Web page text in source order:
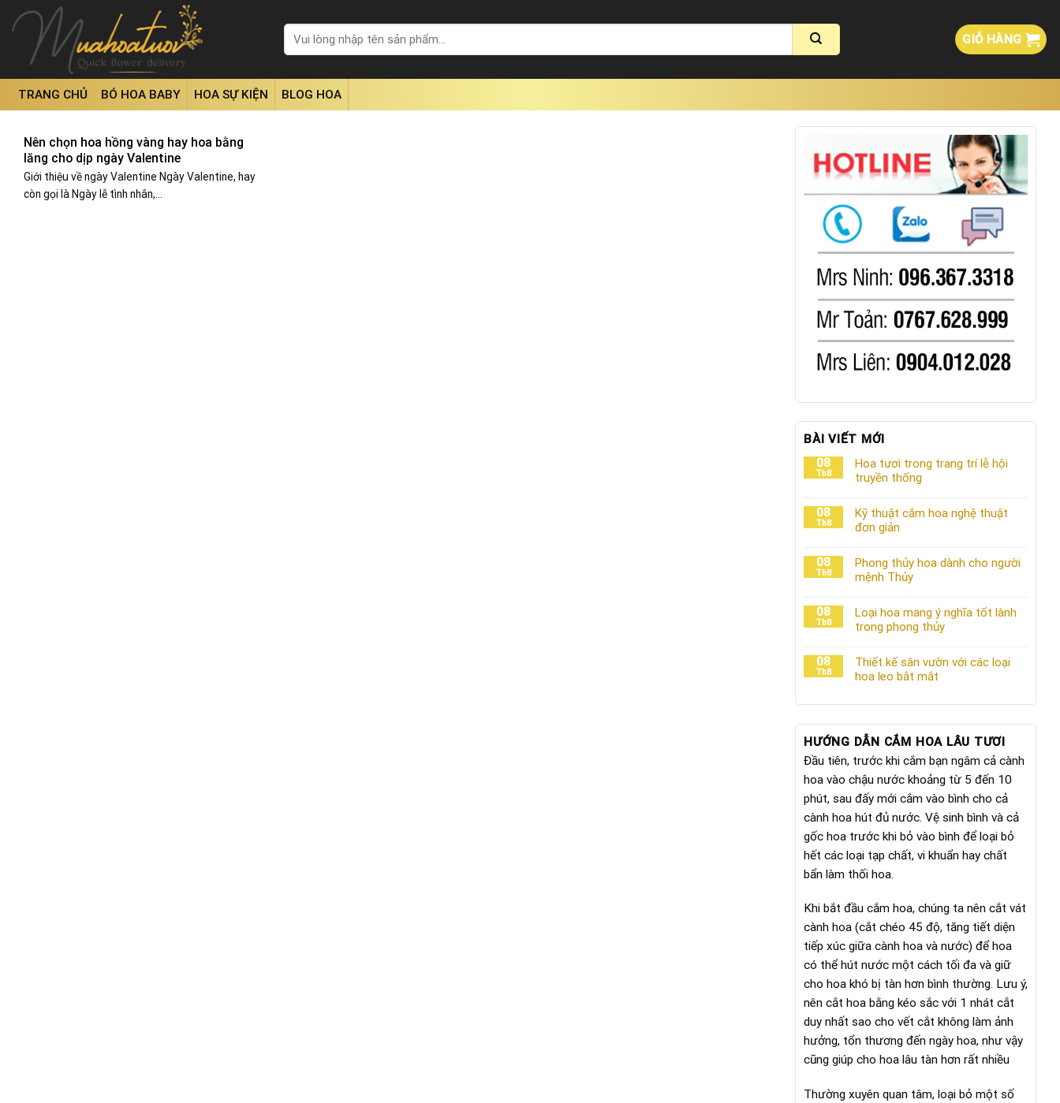
content
Tìm
kiếm:
GIỎ HÀNG
TRANG CHỦ BÓ HOA BABY HOA SỰ KIỆN BLOG HOA
Nên chọn hoa hồng vàng hay hoa bằng
lăng cho dịp ngày Valentine
Giới thiệu về ngày Valentine Ngày Valentine, hay
còn gọi là Ngày lễ tình nhân,...
BÀI VIẾT MỚI
08
Th8
Hoa tươi trong trang trí lễ hội
truyền thống
08
Th8
Kỹ thuật cắm hoa nghệ thuật
đơn giản
08
Th8
Phong thủy hoa dành cho người
mệnh Thủy
08
Th8
Loại hoa mang ý nghĩa tốt lành
trong phong thủy
08
Th8
Thiết kế sân vườn với các loại
hoa leo bắt mắt
HƯỚNG DẪN CẮM HOA LÂU TƯƠI
Đầu tiên, trước khi cắm bạn ngâm cả cành
hoa vào chậu nước khoảng từ 5 đến 10
phút, sau đấy mới cắm vào bình cho cả
cành hoa hút đủ nước. Vệ sinh bình và cả
gốc hoa trước khi bỏ vào bình để loại bỏ
hết các loại tạp chất, vi khuẩn hay chất
bẩn làm thối hoa.
Khi bắt đầu cắm hoa, chúng ta nên cắt vát
cành hoa (cắt chéo 45 độ, tăng tiết diện
tiếp xúc giữa cành hoa và nước) để hoa
có thể hút nước một cách tối đa và giữ
cho hoa khó bị tàn hơn bình thường. Lưu ý,
nên cắt hoa bằng kéo sắc với 1 nhát cắt
duy nhất sao cho vết cắt không làm ảnh
hưởng, tổn thương đến ngày hoa, như vậy
cũng giúp cho hoa lâu tàn hơn rất nhiều
Thường xuyên quan tâm, loại bỏ một số